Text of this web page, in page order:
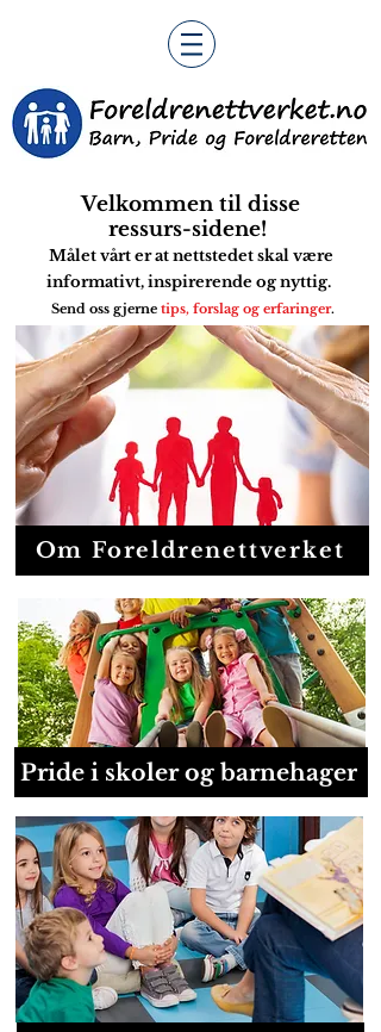
Velkommentil disse
ressurs-sidene!
Målet vårt er at nettstedet skal være
informativt, inspirerende og nyttig.
Send oss gjerne tips, forslag og erfaringer.
Pride i skoler og barnehager
Om Foreldrenettverket